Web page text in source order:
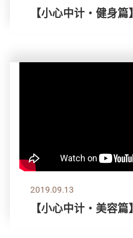
【小心中计‧健身篇】
2019.09.13
【小心中计‧美容篇】